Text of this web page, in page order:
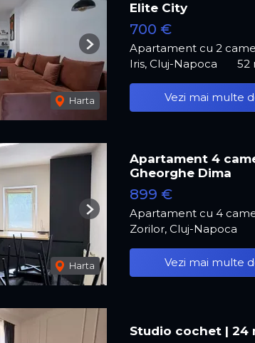
Harta
Next
Elite City
700 €
Apartament cu 2
Iris, Cluj-Napoca
52
Vezi mai multe
Harta
Next
Apartament 4
Gheorghe Dima
899 €
Apartament cu 4
Zorilor, Cluj-Napoca
Vezi mai multe
Studio cochet | 24